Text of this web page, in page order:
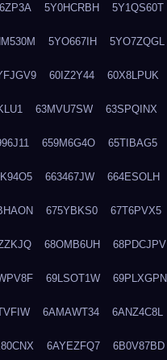
5Y0HCRBH 5Y1QS60T
5YO667IH 5YO7ZQGL
60IZ2Y44 60X8LPUK
63MVU7SW 63SPQINX
659M6G4O 65TIBAG5
663467JW 664ESOLH
675YBKS0 67T6PVX5
68OMB6UH 68PDCJPV
69LSOT1W 69PLXGPN
6AMAWT34 6ANZ4C8L
6AYEZFQ7 6B0V87BD